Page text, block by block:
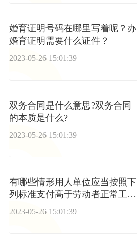
婚育证明号码在哪里写着呢？办
婚育证明需要什么证件？
2023-05-26 15:01:39
双务合同是什么意思?双务合同
的本质是什么?
2023-05-26 15:01:39
有哪些情形用人单位应当按照下
列标准支付高于劳动者正常工作
2023-05-26 15:01:39